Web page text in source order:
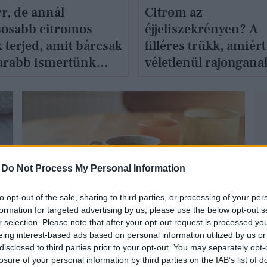
Do Not Process My Personal Information
opt-out of the sale, sharing to third parties, or processing of your
for targeted advertising by us, please use the below opt-out
selection. Please note that after your opt-out request is processed
interest-based ads based on personal information utilized by us
to third parties prior to your opt-out. You may separately
of your personal information by third parties on the IAB’s list of
de annál
citromos
amit bárcsak
ismertünk
Citrom az
éjjeliszekrényen? A
filléres trükk,
véletlenül
ÉLETMÓD